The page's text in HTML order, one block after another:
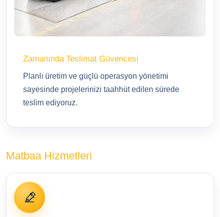
Zamanında Teslimat Güvencesi
Planlı üretim ve güçlü operasyon yönetimi
sayesinde projelerinizi taahhüt edilen sürede
teslim ediyoruz.
Matbaa Hizmetleri